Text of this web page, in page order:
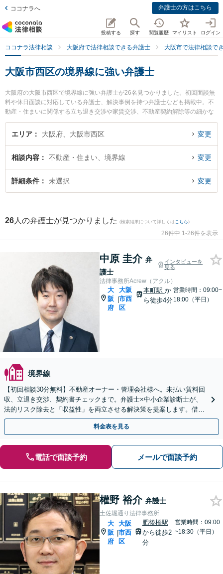
ココナラへ 弁護士の方はこちら
投稿する 探す 閲覧履歴 マイリスト ログイン
ココナラ法律相談 大阪府で法律相談できる弁護士 大阪市で法律相談で
大阪市西区の境界線に強い弁護士
大阪府の大阪市西区で境界線に強い弁護士が26名見つかりました。初回面談無
料や休日面談に対応している弁護士、解決事例を持つ弁護士なども掲載中。不
動産・住まいに関係する立ち退き交渉や家賃交渉、不動産契約解除等の細かな
分野での絞り込み検索もでき便利です。特に法律事務所Acrew（アクル）の中
原 圭介弁護士や土佐堀通り法律事務所の權野 裕介弁護士、川村・藤岡綜合法律
に弁護士に相談したい』『境界線のトラブル解決の実績豊富な近くの弁護士を
検索したい』『初回相談無料で境界線を法律相談できる大阪市西区内の弁護士
に相談予約したい』などでお困りの相談者さんにおすすめです。
エリア 大阪府、大阪市西区 変更
相談内容 不動産・住まい、境界線 変更
詳細条件 未選択 変更
26 人の弁護士が見つかりました (検索結果について詳しくは こちら)
26件中 1-26件を表示
中原 圭介 弁
護士
インタビューを
見る
法律事務所Acrew（アクル）
大
阪
府
|
大阪
市西
区
本町駅 か
ら徒歩4分
営業時間：09:00~
18:00（平日）
境界線
【初回相談30分無料】不動産オーナー・管理会社様へ。未払い賃料回
収、立退き交渉、契約書チェックまで。弁護士×中小企業診断士が、
法的リスク除去と「収益性」を両立させる解決策を提案します。借り
る側のトラブルも対応可能。
料金表を見る
電話で面談予約 メールで面談予約
權野 裕介 弁護士
土佐堀通り法律事務所
大
阪
府
|
大阪
市西
区
肥後橋駅
から徒歩2
分
営業時間：09:00
~18:30（平日）